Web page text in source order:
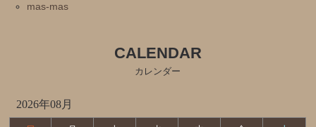
mas-mas
CALENDAR
カレンダー
2026年08月